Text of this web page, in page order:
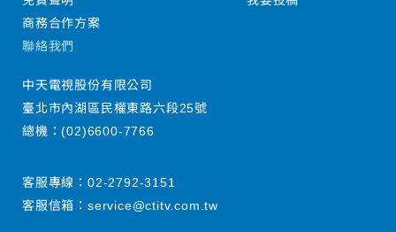
商務合作方案
聯絡我們
中天電視股份有限公司
臺北市內湖區民權東路六段25號
總機：(02)6600-7766
客服專線： 02-2792-3151
客服信箱： service@ctitv.com.tw